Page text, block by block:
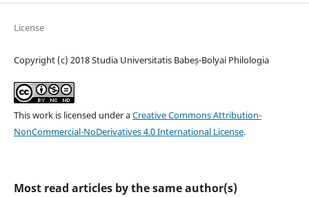
License
Copyright (c) 2018 Studia Universitatis Babeș-Bolyai Philologia
This work is licensed under aCreative Commons Attribution-
NonCommercial-NoDerivatives 4.0 International License.
Most read articles by the same author(s)